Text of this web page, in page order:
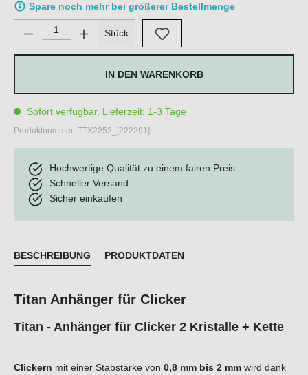
Spare noch mehr bei größerer Bestellmenge
Produkt Anzahl: Gib den gewünschten Wert ein oder
Stück
IN DEN WARENKORB
Sofort verfügbar, Lieferzeit: 1-3 Tage
Produktnummer: TTX2252_[222291]
Hochwertige Qualität zu einem fairen Preis
Schneller Versand
Sicher einkaufen
BESCHREIBUNG PRODUKTDATEN
Titan Anhänger für Clicker
Titan - Anhänger für Clicker 2 Kristalle + Kette
Clickern mit einer Stabstärke von 0,8 mm bis 2 mm wird dank